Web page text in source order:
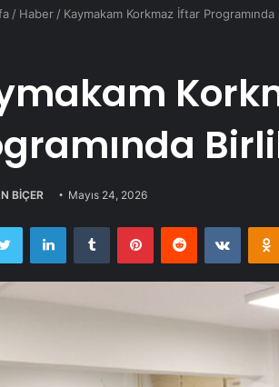
/ Haber / Kaymakam Korkmaz İftar
BİÇER Mayıs 24, 2026
Twitter LinkedInTumblr PinterestReddit